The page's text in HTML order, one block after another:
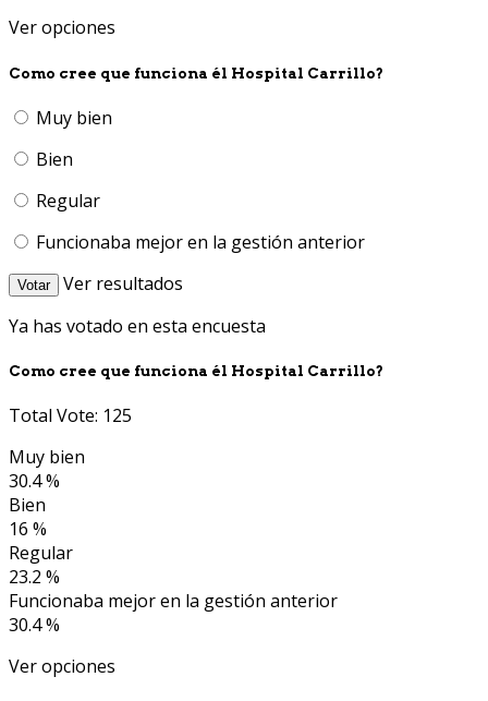
Ver opciones
Como cree que funciona él Hospital Carrillo?
Muy bien
Bien
Regular
Funcionaba mejor en la gestión anterior
Votar
Ver resultados
Ya has votado en esta encuesta
Como cree que funciona él Hospital Carrillo?
Total Vote: 125
Muy bien
30.4 %
Bien
16 %
Regular
23.2 %
Funcionaba mejor en la gestión anterior
30.4 %
Ver opciones